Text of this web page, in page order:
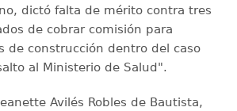
dictó falta de mérito contra tres
de cobrar comisión para
de construcción dentro del caso
al Ministerio de Salud".
Avilés Robles de Bautista,